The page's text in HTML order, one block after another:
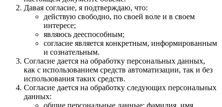
Давая согласие, я подтверждаю, что:
действую свободно, по своей воле и в своем
интересе;
являюсь дееспособным;
согласие является конкретным, информированным
и сознательным.
Согласие дается на обработку персональных данных,
как с использованием средств автоматизации, так и без
использования таких средств.
Согласие дается на обработку следующих персональных
данных:
общие персональные данные: фамилия, имя,